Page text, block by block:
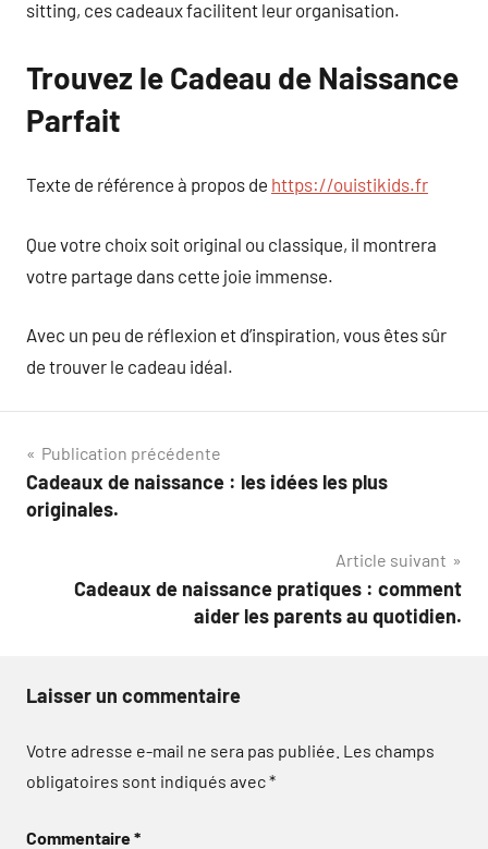
sitting, ces cadeaux facilitent leur organisation.
Trouvez le Cadeau de Naissance
Parfait
Texte de référence à propos de https://ouistikids.fr
Que votre choix soit original ou classique, il montrera
votre partage dans cette joie immense.
Avec un peu de réflexion et d’inspiration, vous êtes sûr
de trouver le cadeau idéal.
Navigation
de
Publication précédente
Cadeaux de naissance : les idées les plus
originales.
Article suivant
Cadeaux de naissance pratiques : comment
aider les parents au quotidien.
Laisser un commentaire
Votre adresse e-mail ne sera pas publiée. Les champs
obligatoires sont indiqués avec*
Commentaire*